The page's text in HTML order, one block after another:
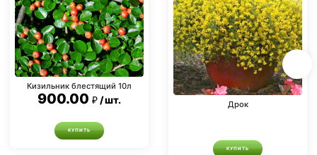
Кизильник блестящий 10л
900.00 шт.
КУПИТЬ
Дрок
КУПИТЬ